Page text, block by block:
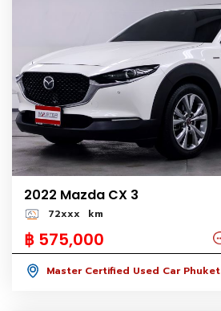
2022 Mazda CX 3
72xxx km
฿ 575,000
Master Certified Used Car Phuket